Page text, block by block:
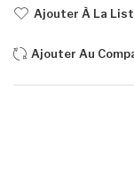
Ajouter À La
Ajouter Au